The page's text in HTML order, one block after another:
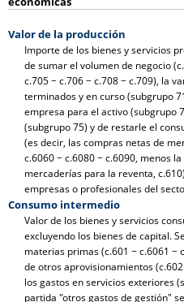
Valor de la producción
Importe de los bienes y servicios
de sumar el volumen de negocio
c.705 − c.706 − c.708 − c.709), la
terminados y en curso (subgrupo
empresa para el activo (subgrupo
(subgrupo 75) y de restarle el
(es decir, las compras netas de
c.6060 − c.6080 − c.6090, menos
mercaderías para la reventa,
empresas o profesionales del
Consumo intermedio
Valor de los bienes y servicios
excluyendo los bienes de capital.
materias primas (c.601 − c.6061 −
de otros aprovisionamientos
los gastos en servicios exteriores
partida "otros gastos de gestión"